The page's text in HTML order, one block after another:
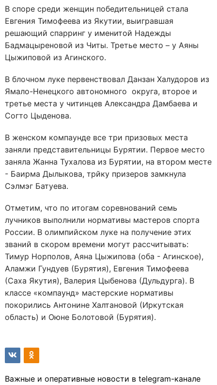
В споре среди женщин победительницей стала
Евгения Тимофеева из Якутии, выигравшая
решающий спарринг у именитой Надежды
Бадмацыреновой из Читы. Третье место – у Аяны
Цыжиповой из Агинского.
В блочном луке первенствовал Данзан Халудоров из
Ямало-Ненецкого автономного округа, второе и
третье места у читинцев Александра Дамбаева и
Согто Цыденова.
В женском компаунде все три призовых места
заняли представительницы Бурятии. Первое место
заняла Жанна Тухалова из Бурятии, на втором месте
- Баирма Дылыкова, трйку призеров замкнула
Сэлмэг Батуева.
Отметим, что по итогам соревнований семь
лучников выполнили нормативы мастеров спорта
России. В олимпийском луке на получение этих
званий в скором времени могут рассчитывать:
Тимур Норполов, Аяна Цыжипова (оба - Агинское),
Аламжи Гундуев (Бурятия), Евгения Тимофеева
(Саха Якутия), Валерия Цыбенова (Дульдурга). В
классе «компаунд» мастерские нормативы
покорились Антонине Халтановой (Иркутская
область) и Оюне Болотовой (Бурятия).
Важные и оперативные новости в telegram-канале